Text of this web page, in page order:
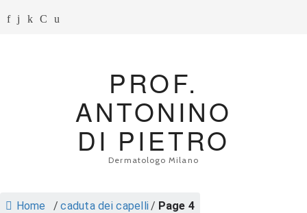
PROF.
ANTONINO
DI PIETRO
Dermatologo Milano
Home / caduta dei capelli/ Page 4